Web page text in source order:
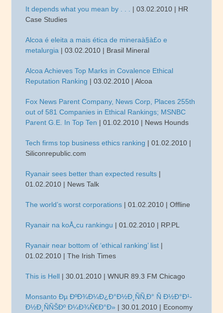
It depends what you mean by . . .
| 03.02.2010 | HR
Case Studies
Alcoa é eleita a mais ética de mineraà§à£o e
metalurgia | 03.02.2010 | Brasil Mineral
Alcoa Achieves Top Marks in Covalence Ethical
Reputation Ranking | 03.02.2010 | Alcoa
Fox News Parent Company, News Corp, Places 255th
out of 581 Companies in Ethical Rankings; MSNBC
Parent G.E. In Top Ten | 01.02.2010 | News Hounds
Tech firms top business ethics ranking | 01.02.2010 |
Siliconrepublic.com
Ryanair sees better than expected results |
01.02.2010 | News Talk
The world’s worst corporations | 01.02.2010 | Offline
Ryanair na koÅ„cu rankingu | 01.02.2010 | RP.PL
Ryanair near bottom of ‘ethical ranking’ list |
01.02.2010 | The Irish Times
This is Hell | 30.01.2010 | WNUR 89.3 FM Chicago
Monsanto Ðµ ÐºÐ¾Ð¼Ð¿Ð°Ð½Ð¸ÑÑ‚Ð° Ñ Ð½Ð°Ð¹-
Ð½Ð¸ÑÑŠÐº Ð¼Ð¾Ñ€Ð°Ð» | 30.01.2010 | Economy